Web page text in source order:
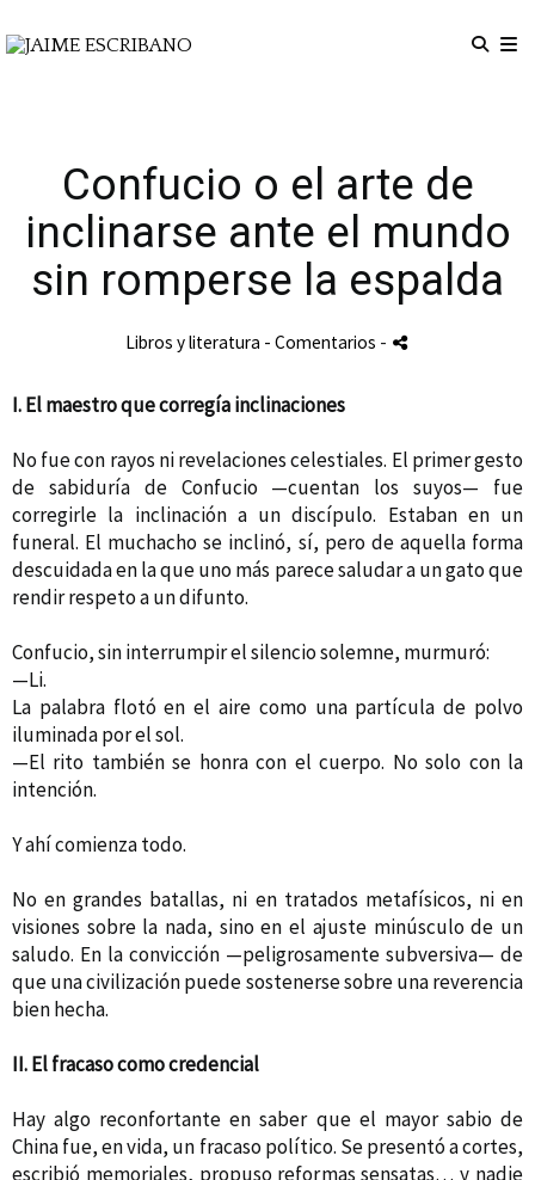
Confucio o el arte de
inclinarse ante el mundo
sin romperse la espalda
Libros y literatura - Comentarios -
I. El maestro que corregía inclinaciones
No fue con rayos ni revelaciones celestiales. El primer gesto
de sabiduría de Confucio —cuentan los suyos— fue
corregirle la inclinación a un discípulo. Estaban en un
funeral. El muchacho se inclinó, sí, pero de aquella forma
descuidada en la que uno más parece saludar a un gato que
rendir respeto a un difunto.
Confucio, sin interrumpir el silencio solemne, murmuró:
—Li.
La palabra flotó en el aire como una partícula de polvo
iluminada por el sol.
—El rito también se honra con el cuerpo. No solo con la
intención.
Y ahí comienza todo.
No en grandes batallas, ni en tratados metafísicos, ni en
visiones sobre la nada, sino en el ajuste minúsculo de un
saludo. En la convicción —peligrosamente subversiva— de
que una civilización puede sostenerse sobre una reverencia
bien hecha.
II. El fracaso como credencial
Hay algo reconfortante en saber que el mayor sabio de
China fue, en vida, un fracaso político. Se presentó a cortes,
escribió memoriales, propuso reformas sensatas… y nadie